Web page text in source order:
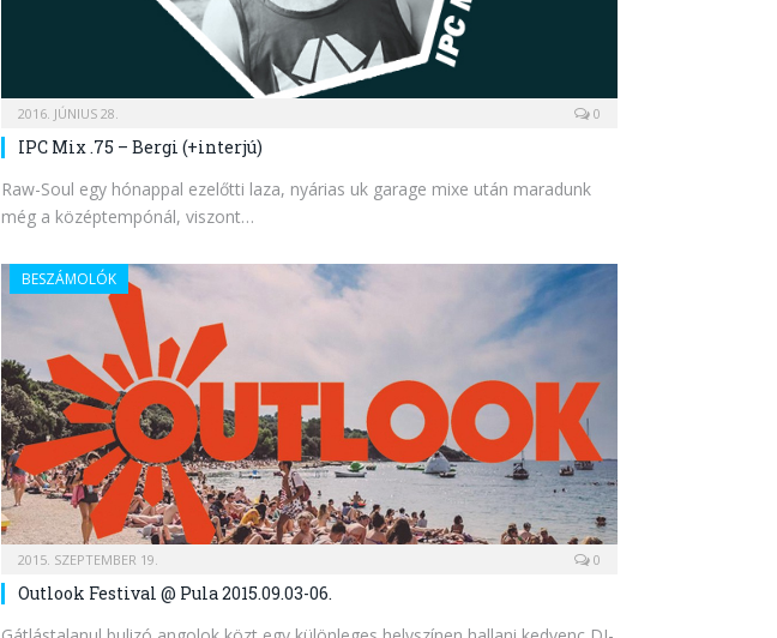
2016. JÚNIUS 28. 0
IPC Mix .75 – Bergi (+interjú)
Raw-Soul egy hónappal ezelőtti laza, nyárias uk garage mixe után maradunk
még a középtempónál, viszont…
BESZÁMOLÓK
2015. SZEPTEMBER 19. 0
Outlook Festival @ Pula 2015.09.03-06.